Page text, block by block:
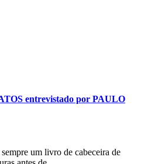
entrevistado por PAULO
um livro de cabeceira de